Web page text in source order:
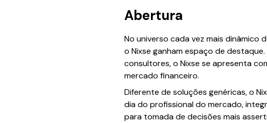
Abertura
No universo cada vez mais
o Nixse ganham espaço de
consultores, o Nixse se apresenta
mercado financeiro.
Diferente de soluções genéricas, o
dia do profissional do mercado,
para tomada de decisões mais